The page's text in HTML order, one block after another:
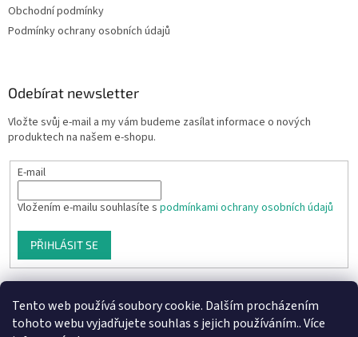
Tento web používá soubory cookie. Dalším procházením
tohoto webu vyjadřujete souhlas s jejich používáním.. Více
Obchodní podmínky
Podmínky ochrany osobních údajů
Odebírat newsletter
Vložte svůj e-mail a my vám budeme zasílat informace o nových
produktech na našem e-shopu.
E-mail
Vložením e-mailu souhlasíte s podmínkami ochrany osobních údajů
PŘIHLÁSIT SE